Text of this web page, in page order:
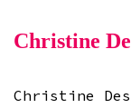
Christine
Christine